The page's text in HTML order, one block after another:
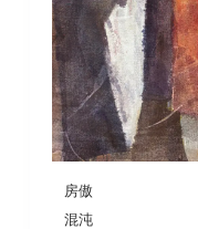
房傲
混沌